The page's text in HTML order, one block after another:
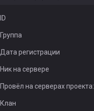
ID
Группа
Дата регистрации
Ник на сервере
Провёл на серверах проекта:
Клан